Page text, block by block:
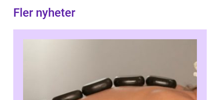
Fler nyheter